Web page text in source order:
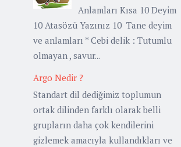
Anlamları Kısa 10 Deyim
10 Atasözü Yazınız 10 Tane deyim
ve anlamları * Cebi delik : Tutumlu
olmayan , savur...
Argo Nedir ?
Standart dil dediğimiz toplumun
ortak dilinden farklı olarak belli
grupların daha çok kendilerini
gizlemek amacıyla kullandıkları ve